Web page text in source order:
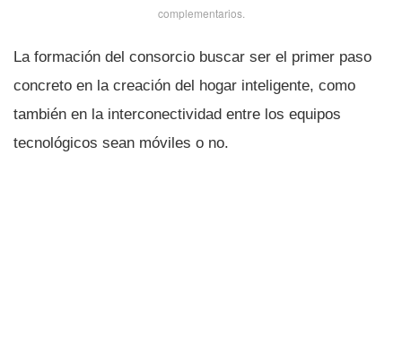
complementarios.
La formación del consorcio buscar ser el primer paso
concreto en la creación del hogar inteligente, como
también en la interconectividad entre los equipos
tecnológicos sean móviles o no.